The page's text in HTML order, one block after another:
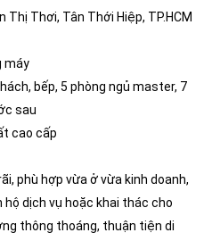
Thị Thơi, Tân Thới Hiệp, TP.HCM
máy
bếp, 5 phòng ngủ master, 7
sau
cao cấp
phù hợp vừa ở vừa kinh doanh,
hộ dịch vụ hoặc khai thác cho
thông thoáng, thuận tiện di